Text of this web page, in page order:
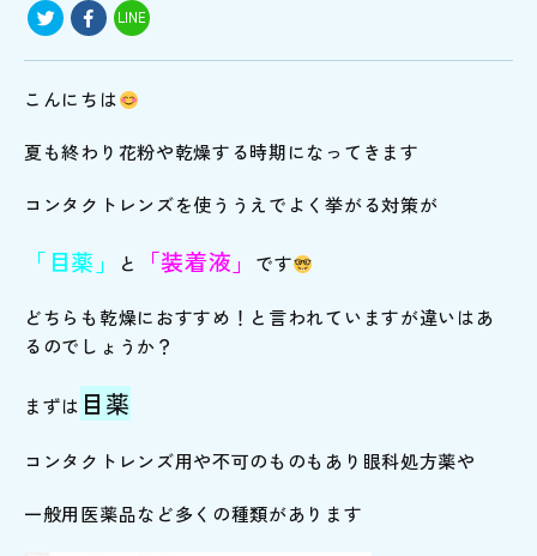
LINE
こんにちは
夏も終わり花粉や乾燥する時期になってきます
コンタクトレンズを使ううえでよく挙がる対策が
「目薬」 と 「装着液」 です
どちらも乾燥におすすめ！と言われていますが違いはあ
るのでしょうか？
まずは 目薬
コンタクトレンズ用や不可のものもあり眼科処方薬や
一般用医薬品など多くの種類があります